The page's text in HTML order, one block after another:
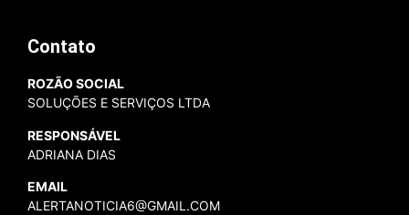
Contato
ROZÃO SOCIAL
SOLUÇÕES E SERVIÇOS LTDA
RESPONSÁVEL
ADRIANA DIAS
EMAIL
ALERTANOTICIA6@GMAIL.COM